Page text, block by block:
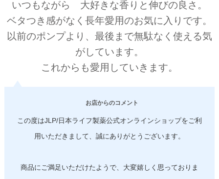
いつもながら 大好きな香りと伸びの良さ。
ベタつき感がなく長年愛用のお気に入りです。
以前のポンプより、最後まで無駄なく使える気
がしています。
これからも愛用していきます。
お店からのコメント
この度はJLP/日本ライフ製薬公式オンラインショップをご利
用いただきまして、誠にありがとうございます。
商品にご満足いただけたようで、大変嬉しく思っておりま